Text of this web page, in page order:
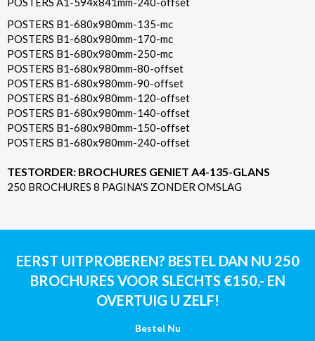
POSTERS B1-680x980mm-135-mc
POSTERS B1-680x980mm-170-mc
POSTERS B1-680x980mm-250-mc
POSTERS B1-680x980mm-80-offset
POSTERS B1-680x980mm-90-offset
POSTERS B1-680x980mm-120-offset
POSTERS B1-680x980mm-140-offset
POSTERS B1-680x980mm-150-offset
POSTERS B1-680x980mm-240-offset
TESTORDER: BROCHURES GENIET A4-135-GLANS
250 BROCHURES 8 PAGINA'S ZONDER OMSLAG
EERST UITPROBEREN? BESTEL DAN NU 250
BROCHURES VOOR SLECHTS €150,- EN
OVERTUIG U ZELF!
Bestel Nu